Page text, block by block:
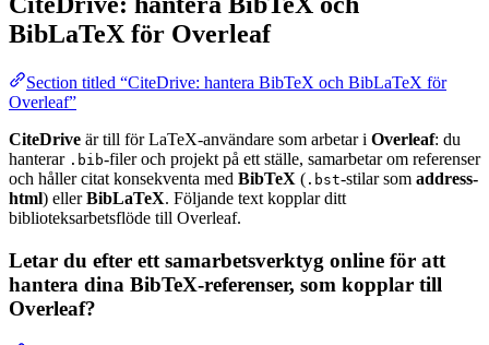
BibLaTeX för Overleaf
Section titled “CiteDrive: hantera BibTeX och BibLaTeX för
Overleaf”
CiteDrive är till för LaTeX-användare som arbetar i Overleaf: du
hanterar .bib-filer och projekt på ett ställe, samarbetar om referenser
och håller citat konsekventa med BibTeX ( .bst-stilar som address-
html) ellerBibLaTeX. Följande text kopplar ditt
biblioteksarbetsflöde till Overleaf.
Letar du efter ett samarbetsverktyg online för att
hantera dina BibTeX-referenser, som kopplar till
Overleaf?